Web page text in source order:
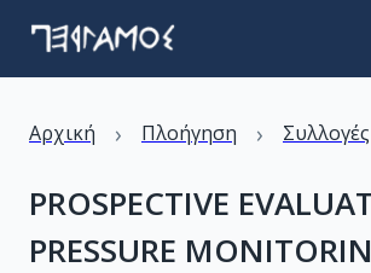
Αρχική › Πλοήγηση › Συλλογές
PROSPECTIVE
PRESSURE